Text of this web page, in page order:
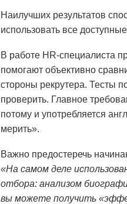
Наилучших результатов
использовать все
В работе HR-специалиста
помогают объективно
стороны рекрутера. Тесты
проверить. Главное
потому и употребляется
мерить».
Важно предостеречь
«На самом деле
отбора: анализом
вы можете получить